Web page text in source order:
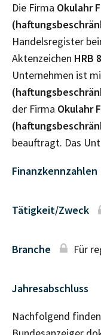
Die Firma Okulahr
Handelsregister
Aktenzeichen HRB
Unternehmen ist
der Firma Okulahr
beauftragt. Das
Finanzkennzahlen
Tätigkeit/Zweck
Branche Für
Jahresabschluss
Nachfolgend